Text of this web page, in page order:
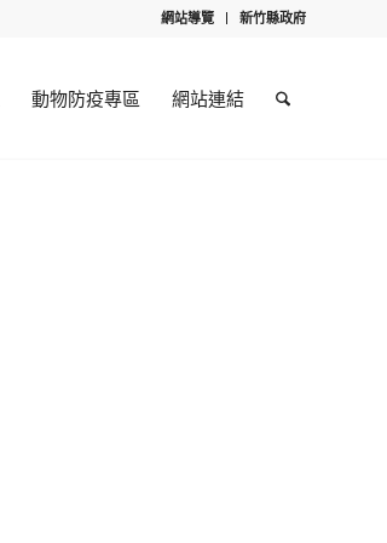
網站導覽 新竹縣政府
動物防疫專區 網站連結